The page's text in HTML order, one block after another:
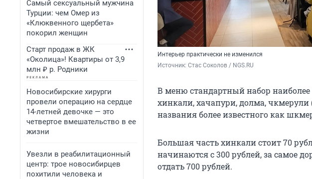
Самый сексуальный мужчина
Турции: чем Омер из
«Клюквенного щербета»
покорил женщин
Старт продаж в ЖК
«Околица»! Квартиры от 3,9
млн ₽ р. Родники
Новосибирские хирурги
провели операцию на сердце
14-летней девочке — это
четвертое вмешательство в ее
жизни
Увезли в реабилитационный
центр: трое новосибирцев
похитили человека и
Интерьер практически не изменился
Источник: Стас Соколов / NGS.RU
В меню стандартный набор
хинкали, хачапури, долма,
названия более известного как
Большая часть хинкали стоит 70
начинаются с 300 рублей, за самое
отдать 700 рублей.